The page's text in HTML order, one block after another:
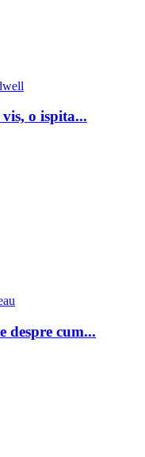
o ispita...
despre cum...